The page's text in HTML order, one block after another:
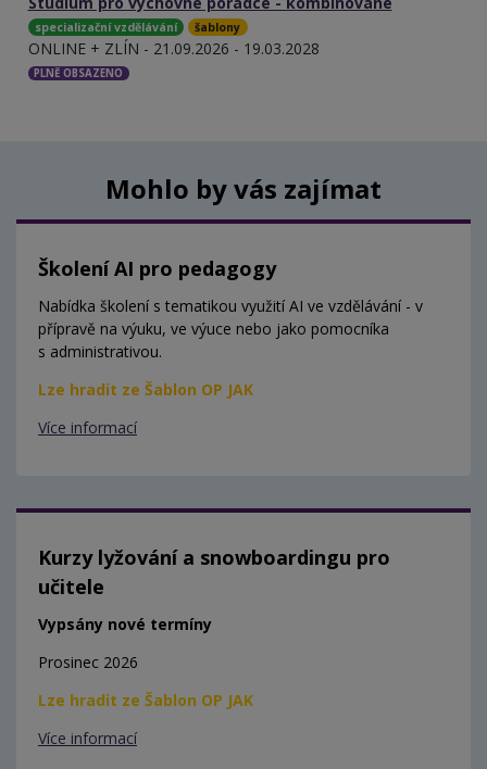
specializační vzdělávání šablony
ONLINE + ZLÍN - 21.09.2026 - 19.03.2028
PLNĚ OBSAZENO
Mohlo by vás zajímat
Školení AI pro pedagogy
Nabídka školení s tematikou využití AI ve vzdělávání - v
přípravě na výuku, ve výuce nebo jako pomocníka
s administrativou.
Lze hradit ze Šablon OP JAK
Více informací
Kurzy lyžování a snowboardingu pro
učitele
Vypsány nové termíny
Prosinec 2026
Lze hradit ze Šablon OP JAK
Více informací